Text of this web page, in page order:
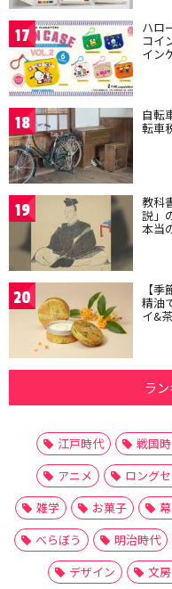
17 ハロ
コイ
イン
18 自転
転車
19 教科
説」
本当
20 【
精油
イ&
ラ
江戸時代 戦国
アニメ
ロング
雑学
お菓子
べらぼう
明治時代
デザイン
文